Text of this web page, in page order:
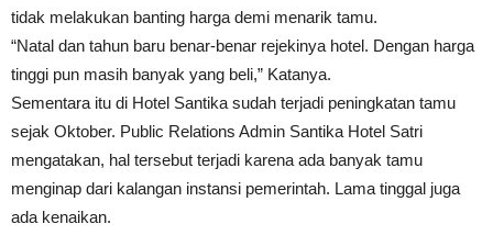
tidak melakukan banting harga demi menarik tamu.
“Natal dan tahun baru benar-benar rejekinya hotel. Dengan harga
tinggi pun masih banyak yang beli,” Katanya.
Sementara itu di Hotel Santika sudah terjadi peningkatan tamu
sejak Oktober. Public Relations Admin Santika Hotel Satri
mengatakan, hal tersebut terjadi karena ada banyak tamu
menginap dari kalangan instansi pemerintah. Lama tinggal juga
ada kenaikan.